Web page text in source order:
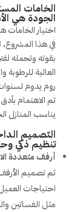
الخامات
الجودة هي
اختيار الخامات
في هذا
بقوته وتحمله
العالية
روم يدوم
تم الاهتمام
يناسب المنازل
التصميم
تنظيم ذكي
أرفف متعددة
تم تصميم
احتياجات
مثل الفساتين